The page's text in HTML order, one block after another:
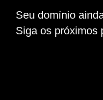
Seu domínio
Siga os próximos